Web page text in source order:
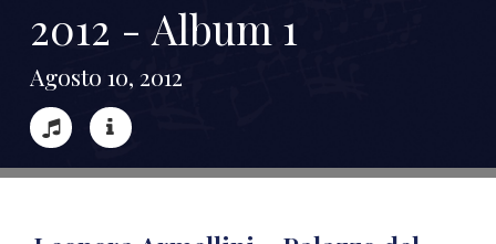
2012 - Album 1
Agosto 10, 2012